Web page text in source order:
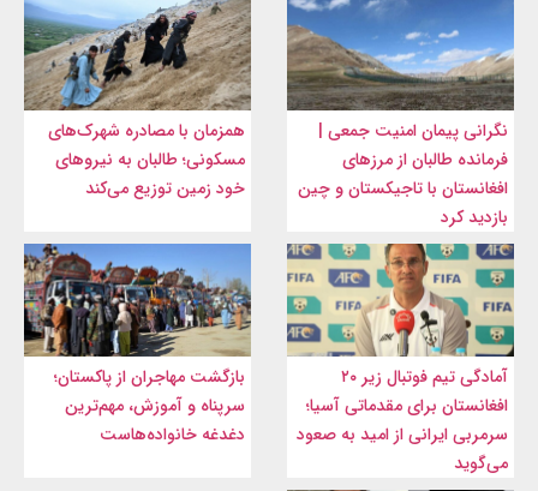
نگرانی پیمان امنیت جمعی |
فرمانده طالبان از مرزهای
افغانستان با تاجیکستان و چین
بازدید کرد
همزمان با مصادره شهرک‌های
مسکونی؛ طالبان به نیروهای
خود زمین توزیع می‌کند
آمادگی تیم فوتبال زیر ۲۰
افغانستان برای مقدماتی آسیا؛
سرمربی ایرانی از امید به صعود
می‌گوید
بازگشت مهاجران از پاکستان؛
سرپناه و آموزش، مهم‌ترین
دغدغه خانواده‌هاست